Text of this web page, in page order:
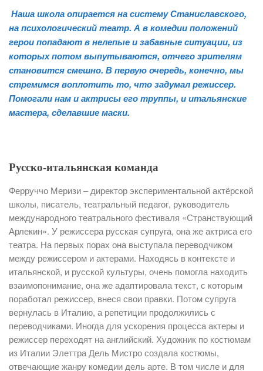
Наша школа опирается на систему Станиславского,
на психологический театр. А в комедии положений
герои попадают в нелепые и забавные ситуации, из
которых потом выпутываются, отчего зрителям
становится смешно. В первую очередь, конечно, мы
стремимся воплотить то, что задумал режиссер.
Помогали нам и актрисы его труппы, и итальянские
мастера, сделавшие маски.
Русско-итальянская команда
Ферруччо Меризи – директор экспериментальной актёрской
школы, писатель, театральный педагог, руководитель
международного театрального фестиваля «Странствующий
Арлекин». У режиссера русская супруга, она же актриса его
театра. На первых порах она выступала переводчиком
между режиссером и актерами. Находясь в контексте и
итальянской, и русской культуры, очень помогла находить
взаимопонимание, она же адаптировала текст, с которым
поработал режиссер, внеся свои правки. Потом супруга
вернулась в Италию, а репетиции продолжились с
переводчиками. Иногда для ускорения процесса актеры и
режиссер переходят на английский. Художник по костюмам
из Италии Элеттра Дель Мистро создала костюмы,
отвечающие жанру комедии дель арте. В том числе и для